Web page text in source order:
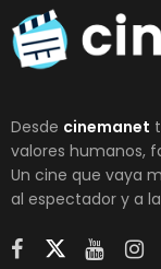
Desde cinemanet
valores humanos,
Un cine que vaya
al espectador y a